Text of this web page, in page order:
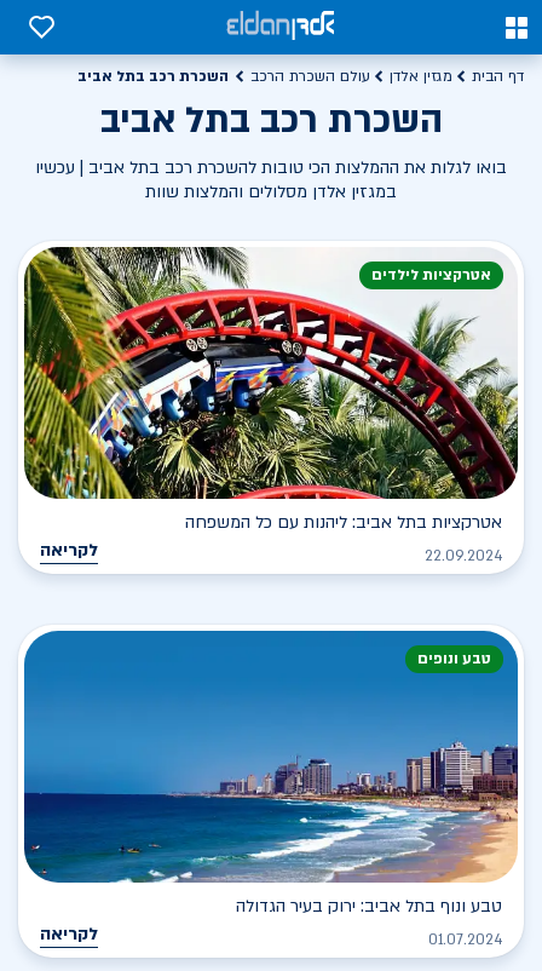
0
0
דף הבית מגזין אלדן עולם השכרת הרכב השכרת רכב בתל אביב
השכרת רכב בתל אביב
בואו לגלות את ההמלצות הכי טובות להשכרת רכב בתל אביב | עכשיו
במגזין אלדן מסלולים והמלצות שוות
אטרקציות לילדים
אטרקציות בתל אביב: ליהנות עם כל המשפחה
22.09.2024 לקריאה
טבע ונופים
טבע ונוף בתל אביב: ירוק בעיר הגדולה
01.07.2024 לקריאה